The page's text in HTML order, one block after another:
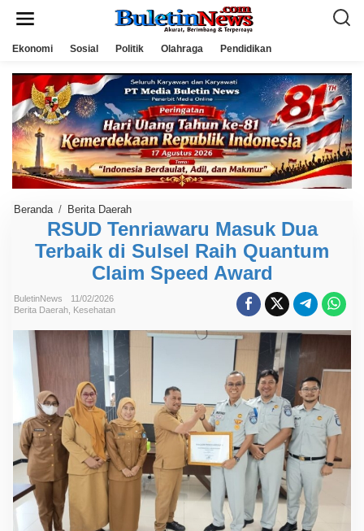
Ekonomi Sosial Politik Olahraga Pendidikan
Beranda / Berita Daerah
U
D
T
e
n
w
s
u
k
D
a
T
RSUD Tenriawaru Masuk Dua
Terbaik di Sulsel Raih Quantum
Claim Speed Award
BuletinNews
11/02/2026
Berita Daerah Kesehatan